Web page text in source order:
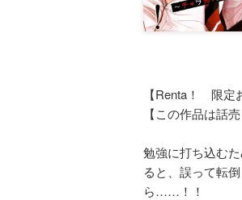
【Renta！ 限定
【この作品は話
勉強に打ち込む
ると、誤って転
ら……！！